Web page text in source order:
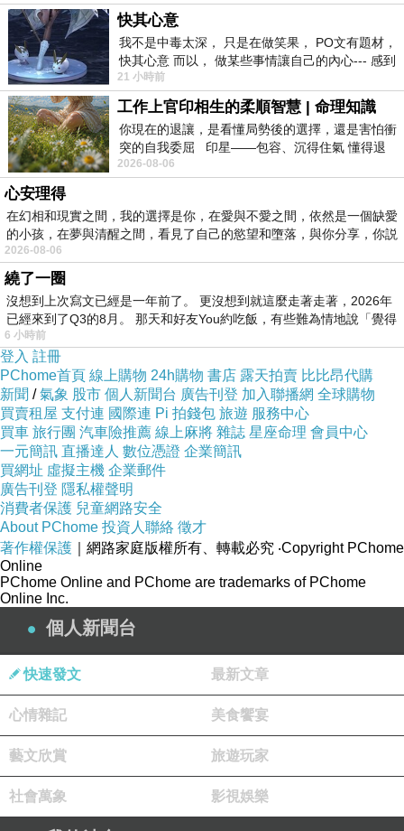
快其心意
我不是中毒太深， 只是在做笑果， PO文有題材，
快其心意 而以， 做某些事情讓自己的內心--- 感到
愉快。
21 小時前
工作上官印相生的柔順智慧 | 命理知識
你現在的退讓，是看懂局勢後的選擇，還是害怕衝
突的自我委屈 印星——包容、沉得住氣 懂得退
一步觀察，不會
2026-08-06
心安理得
在幻相和現實之間，我的選擇是你，在愛與不愛之間，依然是一個缺愛
的小孩，在夢與清醒之間，看見了自己的慾望和墮落，與你分享，你説
2026-08-06
繞了一圈
沒想到上次寫文已經是一年前了。 更沒想到就這麼走著走著，2026年
已經來到了Q3的8月。 那天和好友You約吃飯，有些難為情地說「覺得
6 小時前
登入 註冊
PChome首頁 線上購物 24h購物 書店 露天拍賣 比比昂代購
新聞 /氣象 股市 個人新聞台 廣告刊登 加入聯播網 全球購物
買賣租屋 支付連 國際連 Pi 拍錢包 旅遊 服務中心
買車 旅行團 汽車險推薦 線上麻將 雜誌 星座命理 會員中心
一元簡訊 直播達人 數位憑證 企業簡訊
買網址 虛擬主機 企業郵件
廣告刊登 隱私權聲明
消費者保護 兒童網路安全
About PChome 投資人聯絡 徵才
著作權保護 ｜網路家庭版權所有、轉載必究 ‧Copyright PChome
Online
PChome Online and PChome are trademarks of PChome
Online Inc.
個人新聞台
快速發文 最新文章
心情雜記 美食饗宴
藝文欣賞 旅遊玩家
社會萬象 影視娛樂